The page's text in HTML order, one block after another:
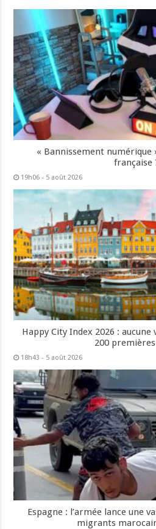
« Bannissement numérique
française
19h06 - 5 août 2026
Happy City Index 2026 :
200
18h43 - 5 août 2026
Espagne : l’armée lance une
migrants